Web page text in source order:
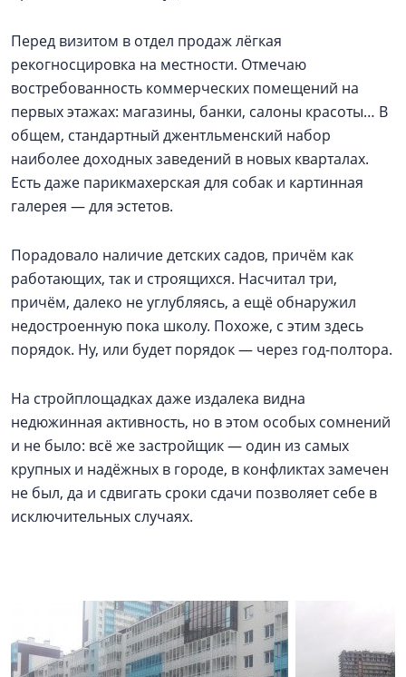
Перед визитом в отдел продаж лёгкая
рекогносцировка на местности. Отмечаю
востребованность коммерческих помещений на
первых этажах: магазины, банки, салоны красоты… В
общем, стандартный джентльменский набор
наиболее доходных заведений в новых кварталах.
Есть даже парикмахерская для собак и картинная
галерея — для эстетов.
Порадовало наличие детских садов, причём как
работающих, так и строящихся. Насчитал три,
причём, далеко не углубляясь, а ещё обнаружил
недостроенную пока школу. Похоже, с этим здесь
порядок. Ну, или будет порядок — через год-полтора.
На стройплощадках даже издалека видна
недюжинная активность, но в этом особых сомнений
и не было: всё же застройщик — один из самых
крупных и надёжных в городе, в конфликтах замечен
не был, да и сдвигать сроки сдачи позволяет себе в
исключительных случаях.